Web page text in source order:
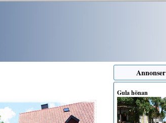
Gula hönan